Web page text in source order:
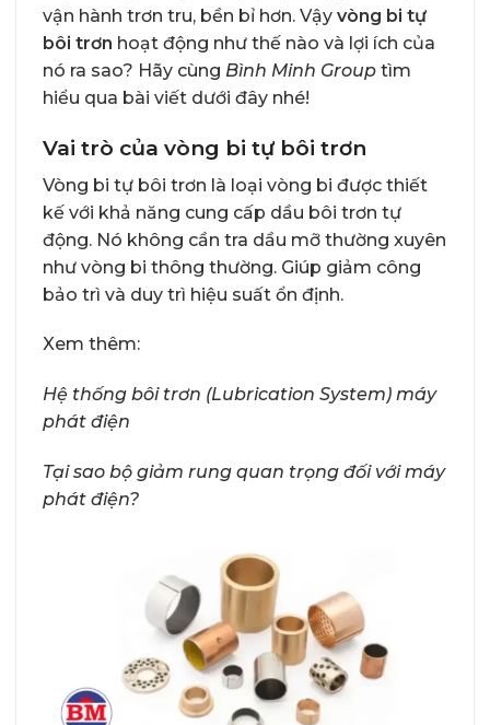
vận hành trơn tru, bền bỉ hơn. Vậy vòng bi tự
bôi trơn hoạt động như thế nào và lợi ích của
nó ra sao? Hãy cùng Bình Minh Group tìm
hiểu qua bài viết dưới đây nhé!
Vai trò của vòng bi tự bôi trơn
Vòng bi tự bôi trơn là loại vòng bi được thiết
kế với khả năng cung cấp dầu bôi trơn tự
động. Nó không cần tra dầu mỡ thường xuyên
như vòng bi thông thường. Giúp giảm công
bảo trì và duy trì hiệu suất ổn định.
Xem thêm:
Hệ thống bôi trơn (Lubrication System) máy
phát điện
Tại sao bộ giảm rung quan trọng đối với máy
phát điện?